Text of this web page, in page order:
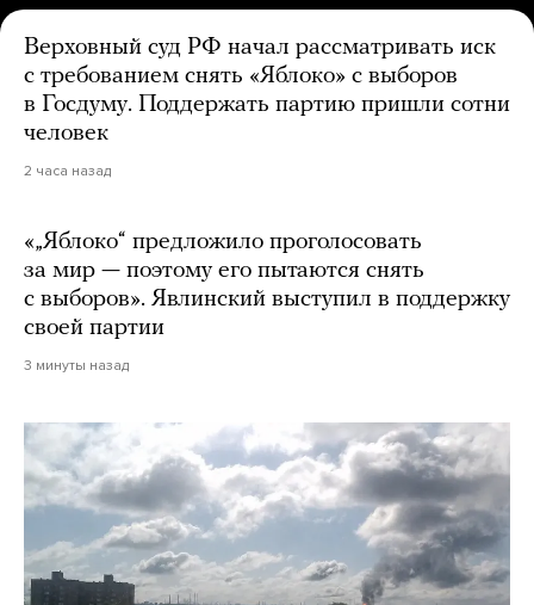
Верховный суд РФ начал рассматривать иск
с требованием снять «Яблоко» с выборов
в Госдуму. Поддержать партию пришли сотни
человек
2 часа назад
«„Яблоко“ предложило проголосовать
за мир — поэтому его пытаются снять
с выборов». Явлинский выступил в поддержку
своей партии
3 минуты назад